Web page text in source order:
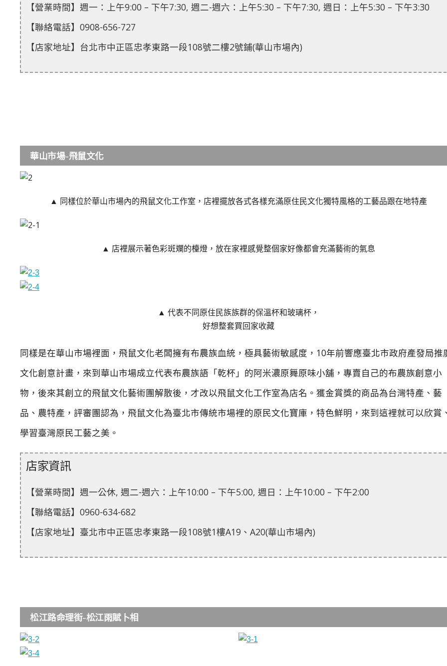
【營業時間】週一：上午9:00 – 下午7:30, 週二-週六：上午5:30 – 下午7:30, 週日：上午5:30 – 下午3:30
【聯絡電話】0908-656-727
【店家地址】台北市中正區忠孝東路一段108號二樓2號鋪(華山市場內)
華山市場-飛鼠文化
▲ 同樣位於華山市場內的飛鼠文化工作室，店裡擺放各式各樣充滿原住民文化獨特風格的工藝品跟在地特產
▲ 店裡展示著色彩斑斕的檯燈，放在家裡感覺整個家好像都會充滿藝術的氣息
▲ 代表不同原住民族族群的保溫杯和玻璃杯，
好想整套買回家收藏
同樣是在華山市場裡面，飛鼠文化老闆擁有布農族血統，極具藝術敏感度，10年前響應臺北市政府產發局推
文化創意計畫，來到華山市場成立代表布農族語「乾杯」的阿米濃原舞原味小舖，專賣自己的布農族創意小
物，後來其創立的飛鼠文化藝術團解散後，才改以飛鼠文化工作室為店名。獲金賞獎的商品為台灣特產、藝
品、農特產，評審團認為，飛鼠文化為臺北市傳統市場裡的原民文化寶庫，特色鮮明，來到這裡就可以欣賞
學習臺灣原民工藝之美。
店家資訊
【營業時間】週一公休, 週二-週六：上午10:00 – 下午5:00, 週日：上午10:00 – 下午2:00
【聯絡電話】0960-634-682
【店家地址】臺北市中正區忠孝東路一段108號1樓A19、A20(華山市場內)
松江路命理街-松江雨賦卜相